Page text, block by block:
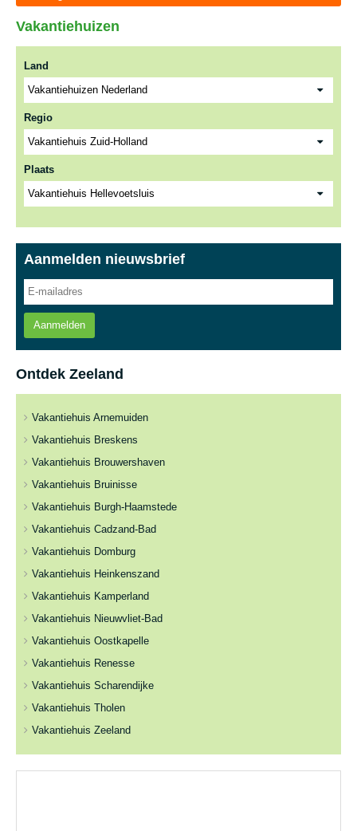
Vakantiehuizen
Land
Regio
Plaats
Aanmelden nieuwsbrief
Aanmelden
Ontdek Zeeland
Vakantiehuis Arnemuiden
Vakantiehuis Breskens
Vakantiehuis Brouwershaven
Vakantiehuis Bruinisse
Vakantiehuis Burgh-Haamstede
Vakantiehuis Cadzand-Bad
Vakantiehuis Domburg
Vakantiehuis Heinkenszand
Vakantiehuis Kamperland
Vakantiehuis Nieuwvliet-Bad
Vakantiehuis Oostkapelle
Vakantiehuis Renesse
Vakantiehuis Scharendijke
Vakantiehuis Tholen
Vakantiehuis Zeeland